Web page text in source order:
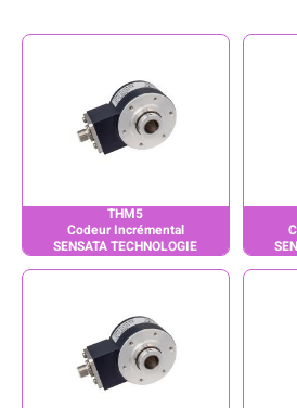
THM5
Codeur Incrémental
SENSATA TECHNOLOGIE